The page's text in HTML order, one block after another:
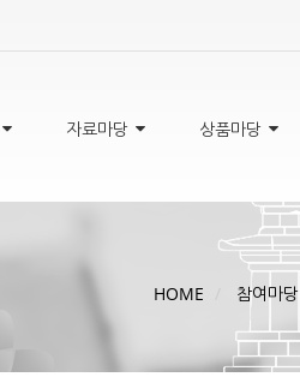
자료마당 상품마당
HOME 참여마당